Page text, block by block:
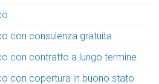
con consulenza gratuita
con contratto a lungo termine
con copertura in buono stato